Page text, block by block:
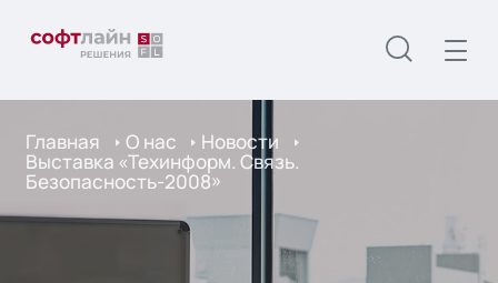
Главная О нас Новости
Выставка «Техинформ. Связь.
Безопасность-2008»